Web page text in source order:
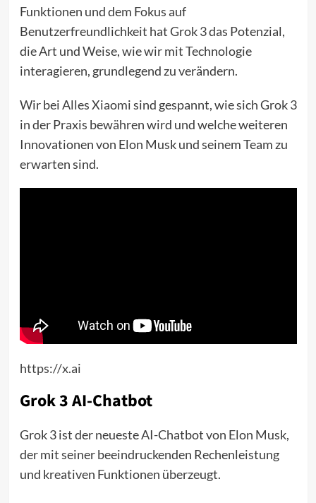
Funktionen und dem Fokus auf
Benutzerfreundlichkeit hat Grok 3 das Potenzial,
die Art und Weise, wie wir mit Technologie
interagieren, grundlegend zu verändern.
Wir bei Alles Xiaomi sind gespannt, wie sich Grok 3
in der Praxis bewähren wird und welche weiteren
Innovationen von Elon Musk und seinem Team zu
erwarten sind.
https://x.ai
Grok 3 AI-Chatbot
Grok 3 ist der neueste AI-Chatbot von Elon Musk,
der mit seiner beeindruckenden Rechenleistung
und kreativen Funktionen überzeugt.